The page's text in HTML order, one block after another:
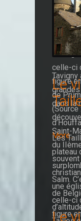
du
une
celle-ci
figure
de
(Source
More...
Tavigny
dans la
Saint-
du
une
celle-ci
figure
Le
Les
plateau
Salm.
de
Le